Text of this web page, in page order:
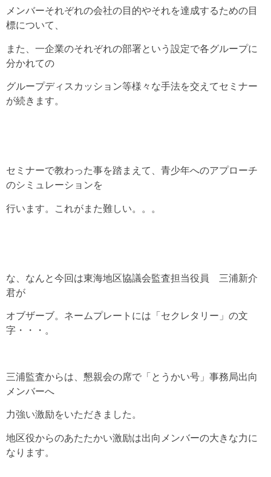
メンバーそれぞれの会社の目的やそれを達成するための目
標について、
また、一企業のそれぞれの部署という設定で各グループに
分かれての
グループディスカッション等様々な手法を交えてセミナー
が続きます。
セミナーで教わった事を踏まえて、青少年へのアプローチ
のシミュレーションを
行います。これがまた難しい。。。
な、なんと今回は東海地区協議会監査担当役員 三浦新介
君が
オブザーブ。ネームプレートには「セクレタリー」の文
字・・・。
三浦監査からは、懇親会の席で「とうかい号」事務局出向
メンバーへ
力強い激励をいただきました。
地区役からのあたたかい激励は出向メンバーの大きな力に
なります。